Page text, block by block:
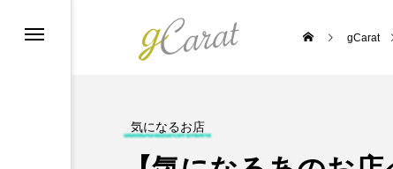
gCarat
気になるお店